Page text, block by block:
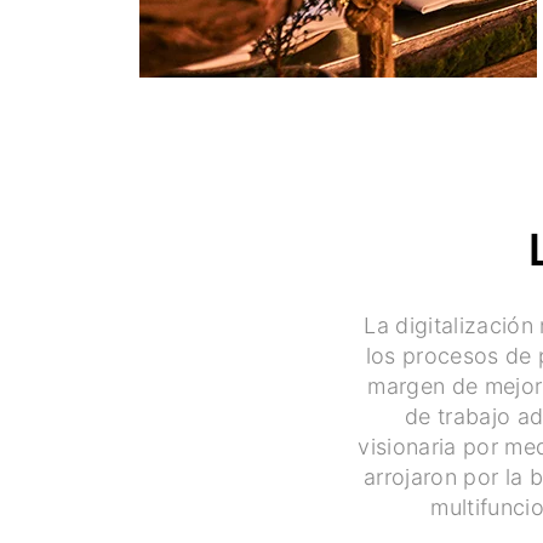
La digitalización
los procesos de
margen de
de trabajo
visionaria por
arrojaron por la